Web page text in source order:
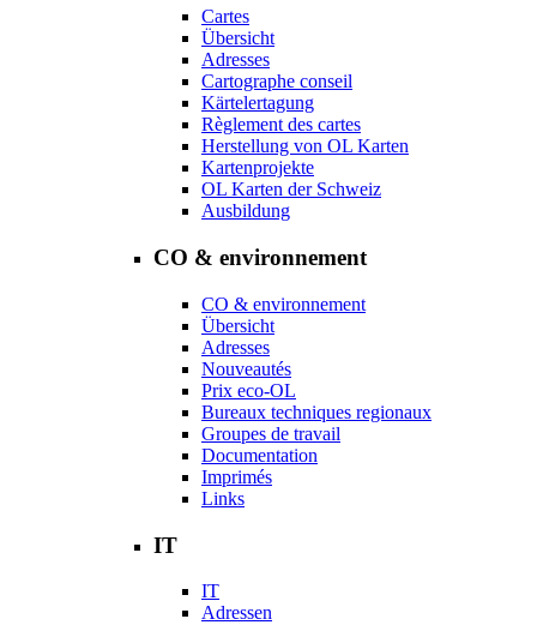
Cartes
Übersicht
Adresses
Cartographe conseil
Kärtelertagung
Règlement des cartes
Herstellung von OL Karten
Kartenprojekte
OL Karten der Schweiz
Ausbildung
CO & environnement
CO & environnement
Übersicht
Adresses
Nouveautés
Prix eco-OL
Bureaux techniques regionaux
Groupes de travail
Documentation
Imprimés
Links
IT
IT
Adressen